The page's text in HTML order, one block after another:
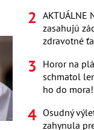
AKTUÁLNE
zasahujú
zdravotné
Horor na
schmatol
ho do mora!
Osudný
zahynula